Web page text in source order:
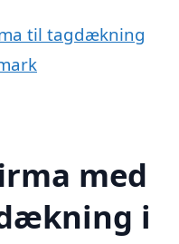
til tagdækning
med
i